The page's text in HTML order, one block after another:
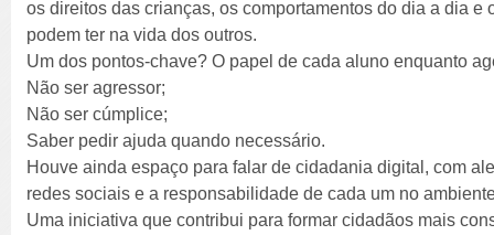
os direitos das crianças, os comportamentos do dia a dia e
podem ter na vida dos outros.
Um dos pontos-chave? O papel de cada aluno enquanto
Não ser agressor;
Não ser cúmplice;
Saber pedir ajuda quando necessário.
Houve ainda espaço para falar de cidadania digital, com
redes sociais e a responsabilidade de cada um no
Uma iniciativa que contribui para formar cidadãos mais